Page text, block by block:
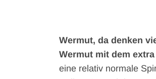
Wermut, da denken
Wermut mit dem
eine relativ normale